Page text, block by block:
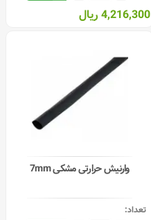
4,216,300 ریال
وارنیش حرارتی مشکی 7mm
تعداد: